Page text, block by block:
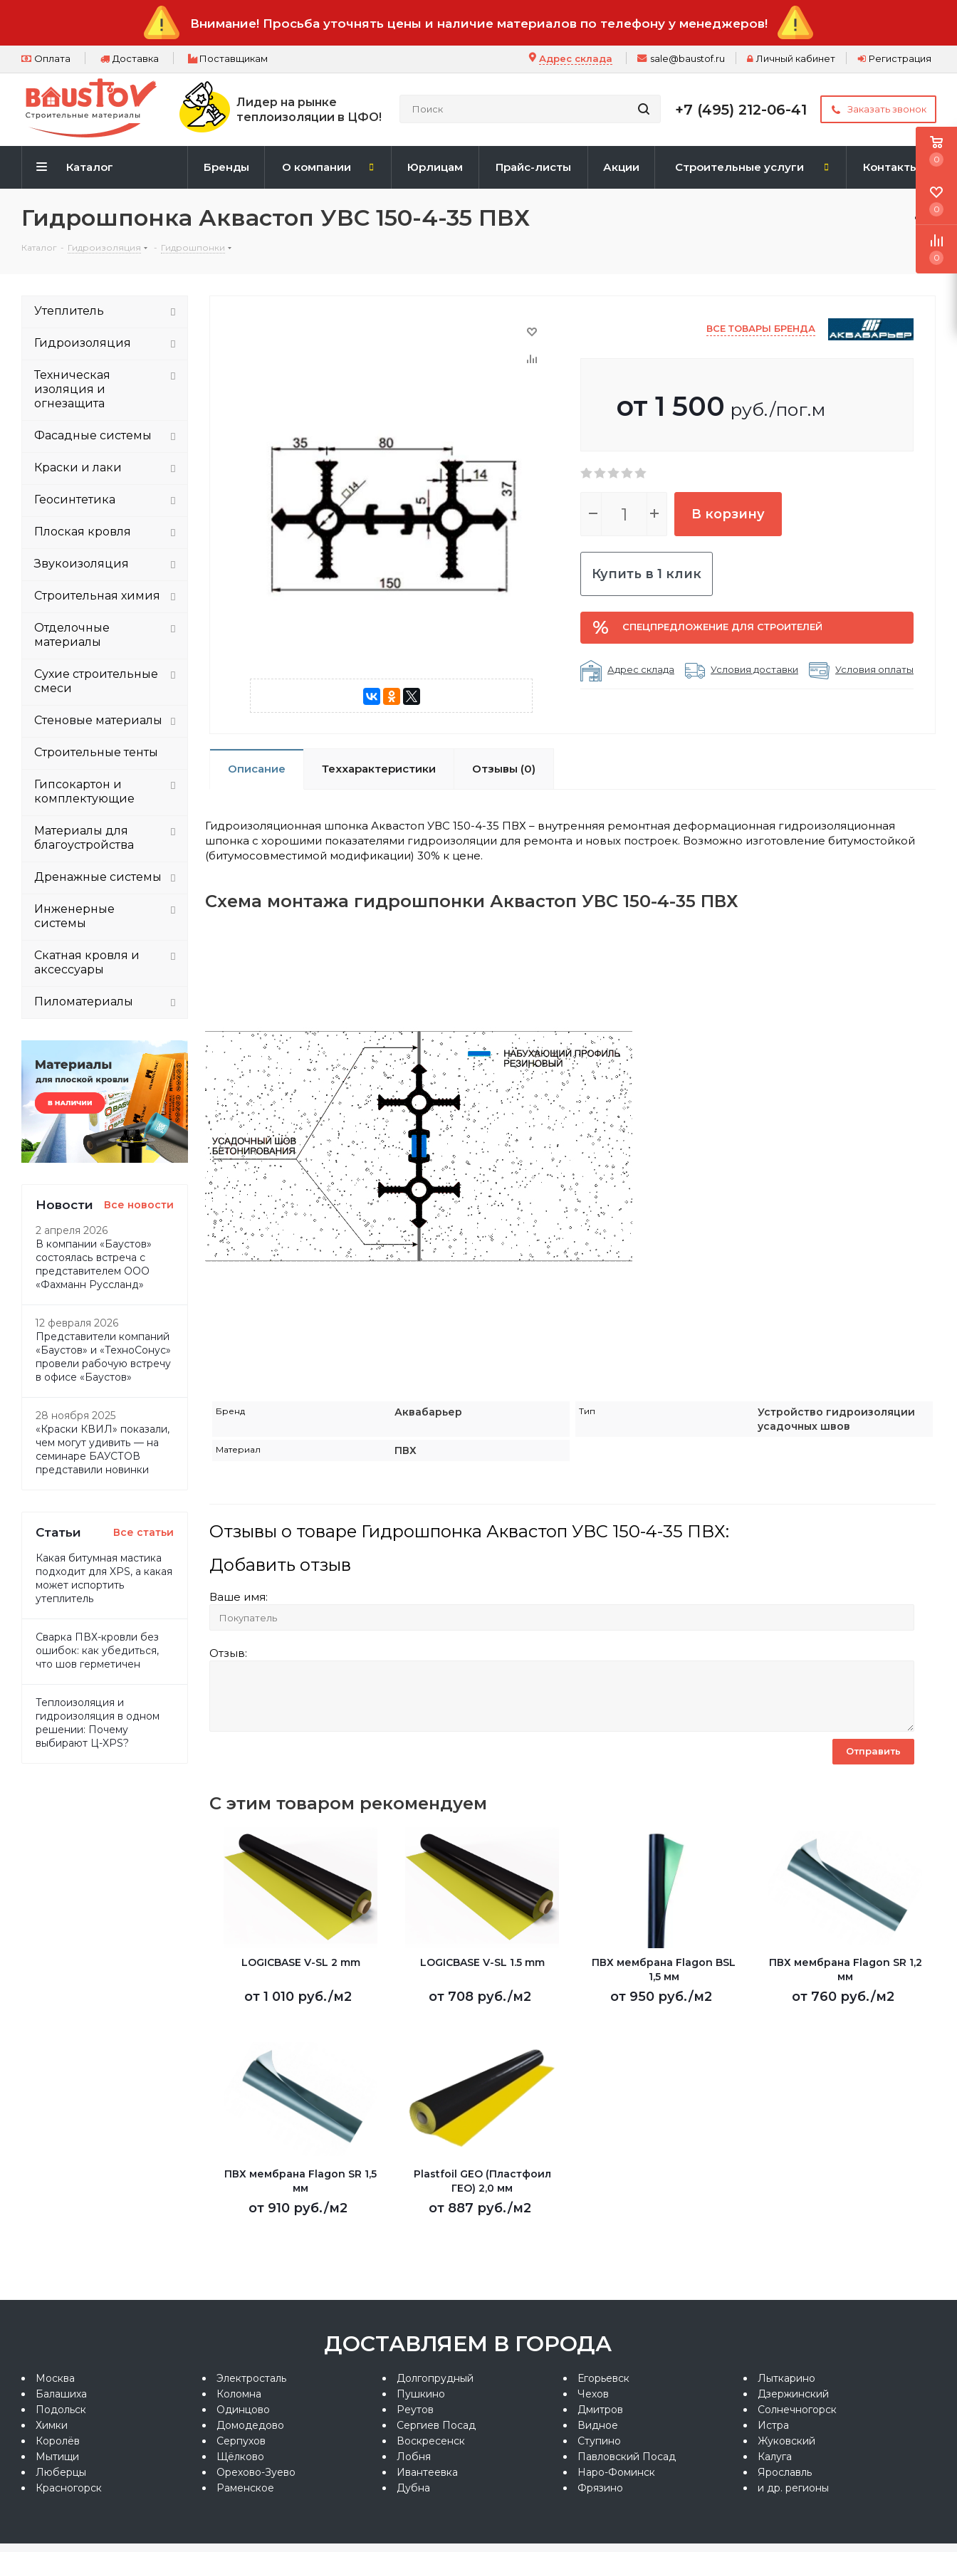
Внимание! Просьба уточнять цены и наличие материалов по телефону у менеджеров!
Оплата Доставка Поставщикам Регистрация
Личный кабинет
sale@baustof.ru
Адрес склада
Лидер на рынке
теплоизоляции в ЦФО!
+7 (495) 212-06-41 Заказать звонок
Каталог Бренды О компании Юрлицам Прайс-листы Акции Строительные услуги Контакты
Гидрошпонка Аквастоп УВС 150-4-35 ПВХ
Каталог - Гидроизоляция - Гидрошпонки
ВСЕ ТОВАРЫ БРЕНДА
от 1 500 руб./пог.м
В корзину
Купить в 1 клик
СПЕЦПРЕДЛОЖЕНИЕ ДЛЯ СТРОИТЕЛЕЙ
Адрес склада Условия доставки Условия оплаты
Описание Теххарактеристики Отзывы (0)
Гидроизоляционная шпонка Аквастоп УВС 150-4-35 ПВХ – внутренняя ремонтная деформационная гидроизоляционная
шпонка с хорошими показателями гидроизоляции для ремонта и новых построек. Возможно изготовление битумостойкой
(битумосовместимой модификации) 30% к цене.
Схема монтажа гидрошпонки Аквастоп УВС 150-4-35 ПВХ
Бренд Аквабарьер Тип
Устройство гидроизоляции
усадочных швов
Материал ПВХ
Отзывы о товаре Гидрошпонка Аквастоп УВС 150-4-35 ПВХ:
Добавить отзыв
Ваше имя:
Отзыв:
С этим товаром рекомендуем
LOGICBASE V-SL 2 mm
от 1 010 руб./м2
LOGICBASE V-SL 1.5 mm
от 708 руб./м2
ПВХ мембрана Flagon BSL
1,5 мм
от 950 руб./м2
ПВХ мембрана Flagon SR 1,2
мм
от 760 руб./м2
ПВХ мембрана Flagon SR 1,5
мм
от 910 руб./м2
Plastfoil GEO (Пластфоил
ГЕО) 2,0 мм
от 887 руб./м2
Утеплитель
Гидроизоляция
Техническая
изоляция и
огнезащита
Фасадные системы
Краски и лаки
Геосинтетика
Плоская кровля
Звукоизоляция
Строительная химия
Отделочные
материалы
Сухие строительные
смеси
Стеновые материалы
Строительные тенты
Гипсокартон и
комплектующие
Материалы для
благоустройства
Дренажные системы
Инженерные
системы
Скатная кровля и
аксессуары
Пиломатериалы
Новости Все новости
2 апреля 2026
В компании «Баустов»
состоялась встреча с
представителем ООО
«Фахманн Руссланд»
12 февраля 2026
Представители компаний
«Баустов» и «ТехноСонус»
провели рабочую встречу
в офисе «Баустов»
28 ноября 2025
«Краски КВИЛ» показали,
чем могут удивить — на
семинаре БАУСТОВ
представили новинки
Статьи Все статьи
Какая битумная мастика
подходит для XPS, а какая
может испортить
утеплитель
Сварка ПВХ-кровли без
ошибок: как убедиться,
что шов герметичен
Теплоизоляция и
гидроизоляция в одном
решении: Почему
выбирают Ц-XPS?
ДОСТАВЛЯЕМ В ГОРОДА
Москва
Балашиха
Подольск
Химки
Королёв
Мытищи
Люберцы
Красногорск
Электросталь
Коломна
Одинцово
Домодедово
Серпухов
Щёлково
Орехово-Зуево
Раменское
Долгопрудный
Пушкино
Реутов
Сергиев Посад
Воскресенск
Лобня
Ивантеевка
Дубна
Егорьевск
Чехов
Дмитров
Видное
Ступино
Павловский Посад
Наро-Фоминск
Фрязино
Лыткарино
Дзержинский
Солнечногорск
Истра
Жуковский
Калуга
Ярославль
и др. регионы
0
0
0